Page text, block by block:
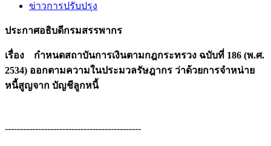
ข่าวการปรับปรุง
ประกาศอธิบดีกรมสรรพากร
เรื่อง กำหนดสถาบันการเงินตามกฎกระทรวง ฉบับที่ 186 (พ.ศ.
2534) ออกตามความในประมวลรัษฎากร ว่าด้วยการจำหน่าย
หนี้สูญจาก บัญชีลูกหนี้
---------------------------------------------